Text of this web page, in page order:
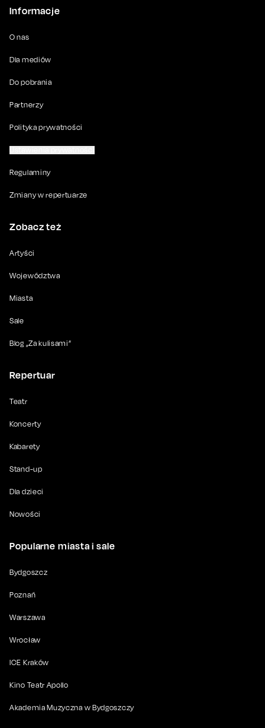
Informacje
O nas
Dla mediów
Do pobrania
Partnerzy
Polityka prywatności
Regulaminy
Zmiany w repertuarze
Zobacz też
Artyści
Województwa
Miasta
Sale
Blog „Za kulisami”
Repertuar
Teatr
Koncerty
Kabarety
Stand-up
Dla dzieci
Nowości
Popularne miasta i sale
Bydgoszcz
Poznań
Warszawa
Wrocław
ICE Kraków
Kino Teatr Apollo
Akademia Muzyczna w Bydgoszczy